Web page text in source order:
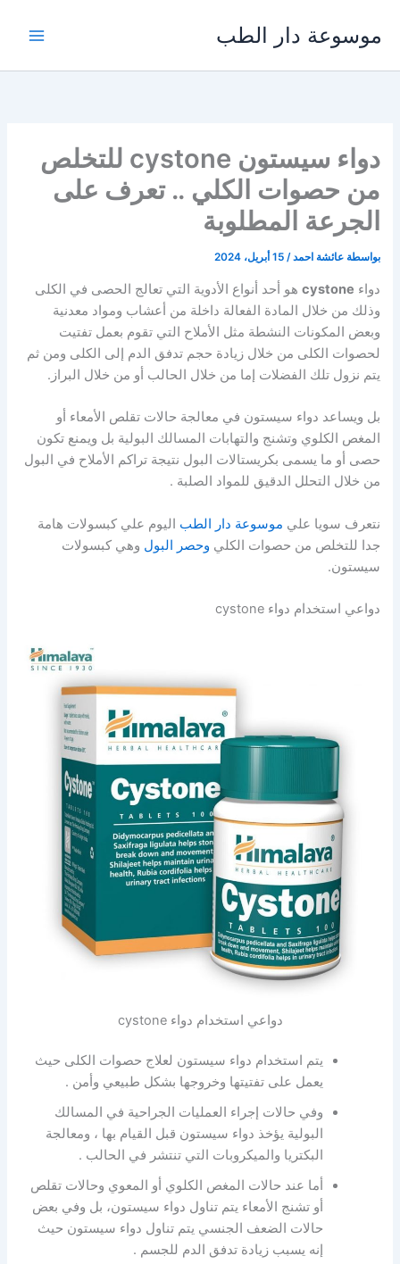
المحتوى
موسوعة دار الطب
دواء سيستون cystone للتخلص
من حصوات الكلي .. تعرف على
الجرعة المطلوبة
بواسطة عائشة احمد/15 أبريل، 2024
دواء cystone هو أحد أنواع الأدوية التي تعالج الحصى في الكلى
وذلك من خلال المادة الفعالة داخلة من أعشاب ومواد معدنية
وبعض المكونات النشطة مثل الأملاح التي تقوم بعمل تفتيت
لحصوات الكلى من خلال زيادة حجم تدفق الدم إلى الكلى ومن ثم
يتم نزول تلك الفضلات إما من خلال الحالب أو من خلال البراز.
بل ويساعد دواء سيستون في معالجة حالات تقلص الأمعاء أو
المغص الكلوي وتشنج والتهابات المسالك البولية بل ويمنع تكون
حصى أو ما يسمى بكريستالات البول نتيجة تراكم الأملاح في البول
من خلال التحلل الدقيق للمواد الصلبة .
نتعرف سويا علي موسوعة دار الطب اليوم علي كبسولات هامة
جدا للتخلص من حصوات الكلي وحصر البول وهي كبسولات
سيستون.
دواعي استخدام دواء cystone
دواعي استخدام دواء cystone
يتم استخدام دواء سيستون لعلاج حصوات الكلى حيث
يعمل على تفتيتها وخروجها بشكل طبيعي وأمن .
وفي حالات إجراء العمليات الجراحية في المسالك
البولية يؤخذ دواء سيستون قبل القيام بها ، ومعالجة
البكتريا والميكروبات التي تنتشر في الحالب .
أما عند حالات المغص الكلوي أو المعوي وحالات تقلص
أو تشنج الأمعاء يتم تناول دواء سيستون، بل وفي بعض
حالات الضعف الجنسي يتم تناول دواء سيستون حيث
إنه يسبب زيادة تدفق الدم للجسم .